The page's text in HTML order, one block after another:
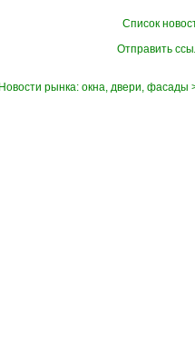
Список
Отправить
Новости рынка: окна, двери, фасады